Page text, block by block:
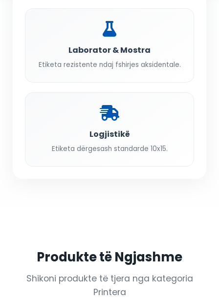
Laborator & Mostra
Etiketa rezistente ndaj fshirjes aksidentale.
Logjistikë
Etiketa dërgesash standarde 10x15.
Produkte të Ngjashme
Shikoni produkte të tjera nga kategoria
Printera